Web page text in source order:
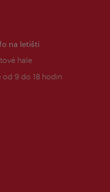
na letišti
hale
od 9 do 18 hodin